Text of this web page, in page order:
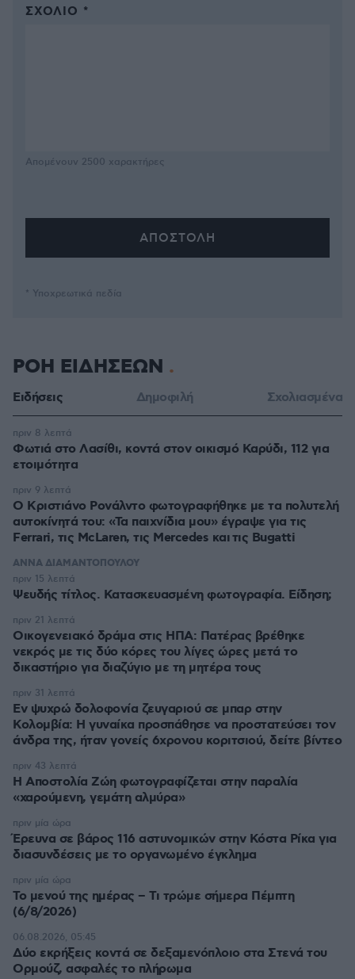
ΣΧΌΛΙΟ *
Απομένουν 2500 χαρακτήρες
* Υποχρεωτικά πεδία
ΡΟΗ ΕΙΔΗΣΕΩΝ
Ειδήσεις Δημοφιλή Σχολιασμένα
Φωτιά στο Λασίθι, κοντά στον οικισμό Καρύδι, 112 για
ετοιμότητα
πριν 8 λεπτά
Ο Κριστιάνο Ρονάλντο φωτογραφήθηκε με τα πολυτελή
αυτοκίνητά του: «Τα παιχνίδια μου» έγραψε για τις
Ferrari, τις McLaren, τις Mercedes και τις Bugatti
πριν 9 λεπτά
ΑΝΝΑ ΔΙΑΜΑΝΤΟΠΟΥΛΟΥ
Ψευδής τίτλος. Κατασκευασμένη φωτογραφία. Είδηση;
πριν 15 λεπτά
Οικογενειακό δράμα στις ΗΠΑ: Πατέρας βρέθηκε
νεκρός με τις δύο κόρες του λίγες ώρες μετά το
δικαστήριο για διαζύγιο με τη μητέρα τους
πριν 21 λεπτά
Εν ψυχρώ δολοφονία ζευγαριού σε μπαρ στην
Κολομβία: Η γυναίκα προσπάθησε να προστατεύσει τον
άνδρα της, ήταν γονείς 6χρονου κοριτσιού, δείτε βίντεο
πριν 31 λεπτά
H Αποστολία Ζώη φωτογραφίζεται στην παραλία
«χαρούμενη, γεμάτη αλμύρα»
πριν 43 λεπτά
Έρευνα σε βάρος 116 αστυνομικών στην Κόστα Ρίκα για
διασυνδέσεις με το οργανωμένο έγκλημα
πριν μία ώρα
Το μενού της ημέρας – Τι τρώμε σήμερα Πέμπτη
(6/8/2026)
πριν μία ώρα
Δύο εκρήξεις κοντά σε δεξαμενόπλοιο στα Στενά του
Ορμούζ, ασφαλές το πλήρωμα
06.08.2026, 05:45